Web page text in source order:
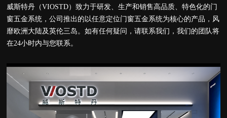
威斯特丹（VIOSTD）致⼒于研发、⽣产和销售⾼品质、特⾊化的门
窗五金系统，公司推出的以任意定位门窗五金系统为核⼼的产品，风
靡欧洲⼤陆及英伦三岛。如有任何疑问，请联系我们，我们的团队将
在24⼩时内与您联系。